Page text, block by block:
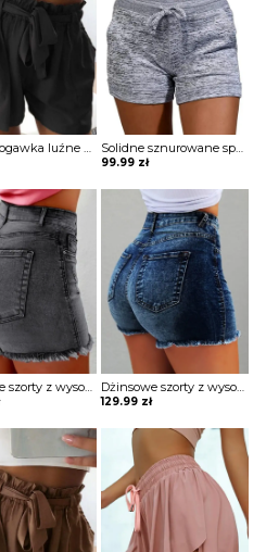
Krótka nogawka luźne ściągacz kieszenie jednolite wiązanie casual lato marszczenie boho szorty spodenki spodnie Assiya Solidne sznurowane spodenki do jogi szorty Leonarda
99.99 zł
Dżinsowe szorty z wysokim stanem i frędzlami Barb Dżinsowe szorty z wysokim stanem i frędzlami Barb
129.99 zł